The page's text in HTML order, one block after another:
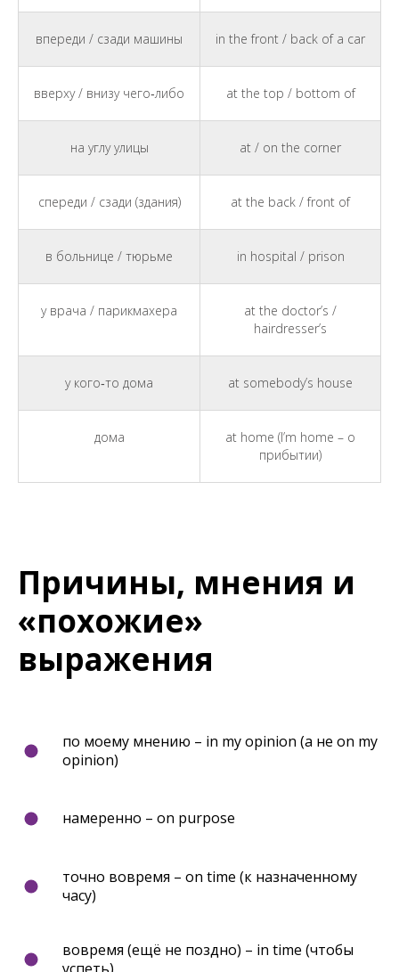
впереди / сзади машины in the front / back of a car
вверху / внизу чего‑либо at the top / bottom of
на углу улицы at / on the corner
спереди / сзади (здания) at the back / front of
в больнице / тюрьме in hospital / prison
у врача / парикмахера
at the doctor’s /
hairdresser’s
у кого‑то дома at somebody’s house
дома
at home (I’m home – о
прибытии)
Причины, мнения и
«похожие»
выражения
по моему мнению – in my opinion (а не on my
opinion)
намеренно – on purpose
точно вовремя – on time (к назначенному
часу)
вовремя (ещё не поздно) – in time (чтобы